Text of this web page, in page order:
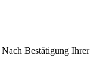
Nach Bestätigung Ihrer